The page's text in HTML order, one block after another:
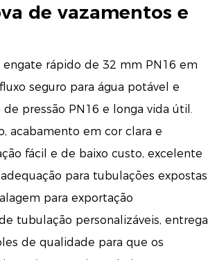
de vazamentos e
rápido de 32 mm PN16 em
seguro para água potável e
pressão PN16 e longa vida útil.
acabamento em cor clara e
fácil e de baixo custo, excelente
para tubulações expostas
para exportação
tubulação personalizáveis, entrega
de qualidade para que os